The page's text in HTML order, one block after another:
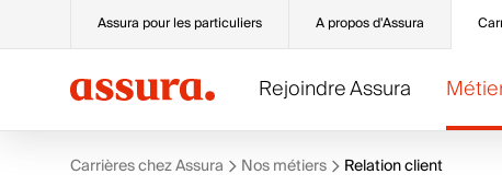
Assura pour les particuliers A propos d'Assura
Rejoindre Assura
Carrières chez Assura Nos métiers Relation client